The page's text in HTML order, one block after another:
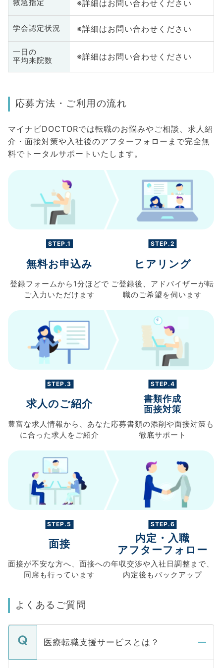
救急指定 ※詳細はお問い合わせください
学会認定状況 ※詳細はお問い合わせください
一日の
平均来院数
※詳細はお問い合わせください
応募方法・ご利用の流れ
マイナビDOCTORでは転職のお悩みやご相談、求人紹
介・面接対策や入社後のアフターフォローまで完全無
料でトータルサポートいたします。
STEP.1
無料お申込み
登録フォームから 1分ほどで
ご入力 いただけます
STEP.2
ヒアリング
ご登録後、 アドバイザーが転
職のご希望を伺います
STEP.3
求人のご紹介
豊富な求人情報から、 あなた
に合った求人を ご紹介
STEP.4
書類作成
面接対策
応募書類の添削や面接対策も
徹底サポート
STEP.5
面接
面接が不安な方へ、 面接への
同席も行っています
STEP.6
内定・入職
アフターフォロー
年収交渉や入社日調整まで、
内定後もバックアップ
よくあるご質問
医療転職支援サービスとは？